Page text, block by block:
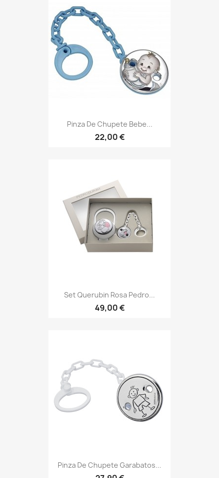
Pinza De Chupete Bebe...
22,00 €
Set Querubin Rosa Pedro...
49,00 €
Pinza De Chupete Garabatos...